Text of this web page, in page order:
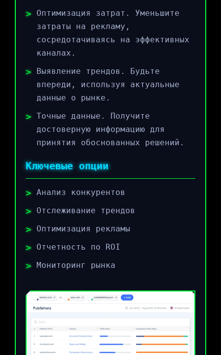
Оптимизация затрат. Уменьшите
затраты на рекламу,
сосредотачиваясь на эффективных
каналах.
Выявление трендов. Будьте
впереди, используя актуальные
данные о рынке.
Точные данные. Получите
достоверную информацию для
принятия обоснованных решений.
Ключевые опции
Анализ конкурентов
Отслеживание трендов
Оптимизация рекламы
Отчетность по ROI
Мониторинг рынка